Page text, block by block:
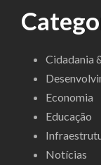
Cidadania
Economia
Educação
Notícias